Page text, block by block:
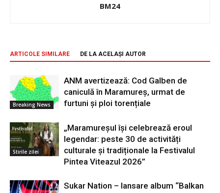
BM24
ARTICOLE SIMILARE DE LA ACELAȘI AUTOR
Breaking News
ANM avertizează: Cod Galben de
caniculă în Maramureș, urmat de
furtuni și ploi torențiale
Stirile zilei
„Maramureșul își celebrează eroul
legendar: peste 30 de activități
culturale și tradiționale la Festivalul
Pintea Viteazul 2026”
Sukar Nation – lansare album “Balkan